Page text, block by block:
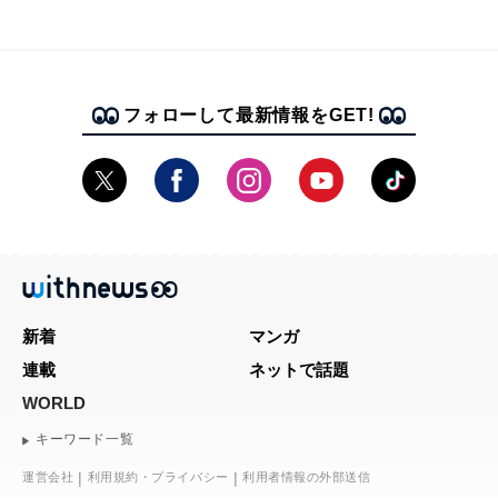
フォローして最新情報をGET!
新着
マンガ
連載
ネットで話題
WORLD
キーワード一覧
運営会社 利用規約・プライバシー 利用者情報の外部送信